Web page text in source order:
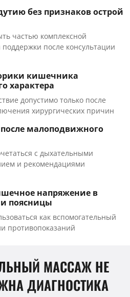
без признаков острой
частью комплексной
после консультации
кишечника
характера
допустимо только после
хирургических причин
малоподвижного
с дыхательными
и рекомендациями
напряжение в
поясницы
как вспомогательный
противопоказаний
МАССАЖ НЕ
ДИАГНОСТИКА